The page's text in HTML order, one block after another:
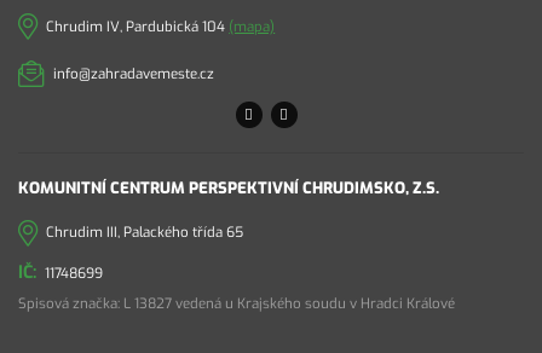
Chrudim IV, Pardubická 104 (mapa)
info@zahradavemeste.cz
KOMUNITNÍ CENTRUM PERSPEKTIVNÍ CHRUDIMSKO, Z.S.
Chrudim III, Palackého třída 65
11748699
Spisová značka: L 13827 vedená u Krajského soudu v Hradci Králové